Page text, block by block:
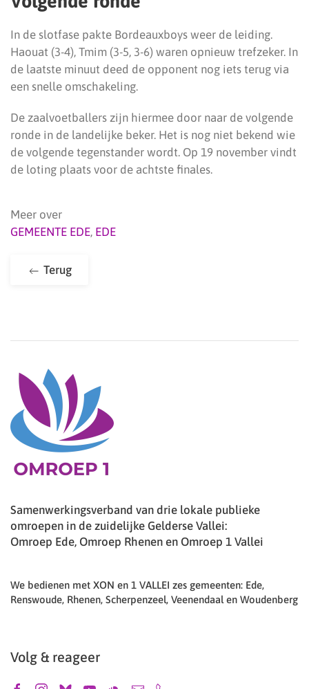
In de slotfase pakte Bordeauxboys weer de leiding.
Haouat (3-4), Tmim (3-5, 3-6) waren opnieuw trefzeker. In
de laatste minuut deed de opponent nog iets terug via
een snelle omschakeling.
De zaalvoetballers zijn hiermee door naar de volgende
ronde in de landelijke beker. Het is nog niet bekend wie
de volgende tegenstander wordt. Op 19 november vindt
de loting plaats voor de achtste finales.
Meer over
GEMEENTE EDE, EDE
Terug
Samenwerkingsverband van drie lokale publieke
omroepen in de zuidelijke Gelderse Vallei:
Omroep Ede, Omroep Rhenen en Omroep 1 Vallei
We bedienen met XON en 1 VALLEI zes gemeenten: Ede,
Renswoude, Rhenen, Scherpenzeel, Veenendaal en Woudenberg
Volg & reageer